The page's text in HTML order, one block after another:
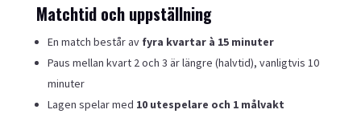
Matchtid och uppställning
En match består av fyra kvartar à 15 minuter
Paus mellan kvart 2 och 3 är längre (halvtid), vanligtvis 10
minuter
Lagen spelar med 10 utespelare och 1 målvakt